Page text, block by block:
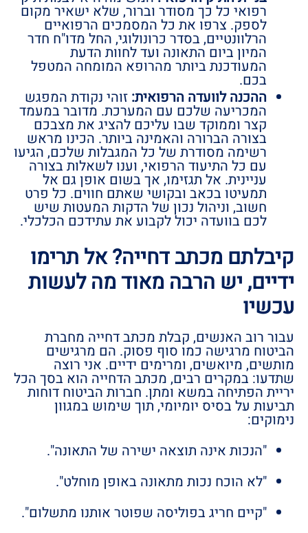
רפואי כל כך מסודר וברור, שלא ישאיר מקום
לספק. צרפו את כל המסמכים הרפואיים
הרלוונטיים, בסדר כרונולוגי, החל מדו"ח חדר
המיון ביום התאונה ועד לחוות הדעת
המעודכנת ביותר מהרופא המומחה המטפל
בכם.
ההכנה לוועדה הרפואית: זוהי נקודת המפגש
המכריעה שלכם עם המערכת. מדובר במעמד
קצר וממוקד שבו עליכם להציג את מצבכם
בצורה הברורה והאמינה ביותר. הכינו מראש
רשימה מסודרת של כל המגבלות שלכם, הגיעו
עם כל התיעוד הרפואי, וענו לשאלות בצורה
עניינית. אל תגזימו, אך בשום אופן גם אל
תמעיטו בכאב ובקושי שאתם חווים. כל פרט
חשוב, וניהול נכון של הדקות המעטות שיש
לכם בוועדה יכול לקבוע את עתידכם הכלכלי.
קיבלתם מכתב דחייה? אל תרימו
ידיים, יש הרבה מאוד מה לעשות
עכשיו
עבור רוב האנשים, קבלת מכתב דחייה מחברת
הביטוח מרגישה כמו סוף פסוק. הם מרגישים
מותשים, מיואשים, ומרימים ידיים. אני רוצה
שתדעו: במקרים רבים, מכתב הדחייה הוא בסך הכל
יריית הפתיחה במשא ומתן. חברות הביטוח דוחות
תביעות על בסיס יומיומי, תוך שימוש במגוון
נימוקים:
"הנכות אינה תוצאה ישירה של התאונה".
"לא הוכח נכות מתאונה באופן מוחלט".
"קיים חריג בפוליסה שפוטר אותנו מתשלום".